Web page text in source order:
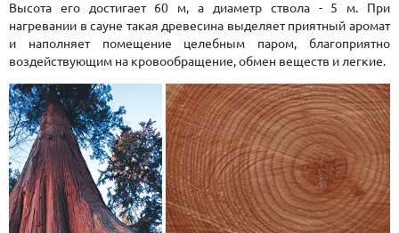
Высота его достигает 60 м, а диаметр ствола - 5 м. При
нагревании в сауне такая древесина выделяет приятный аромат
и наполняет помещение целебным паром, благоприятно
воздействующим на кровообращение, обмен веществ и легкие.